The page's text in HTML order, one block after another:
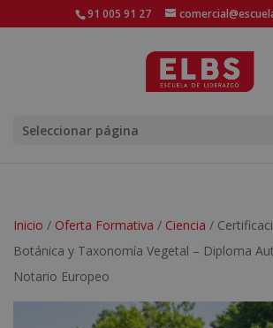
91 005 91 27
Seleccionar página
Inicio / Oferta Formativa / Ciencia /
Botánica y Taxonomía Vegetal – Diploma
Notario Europeo